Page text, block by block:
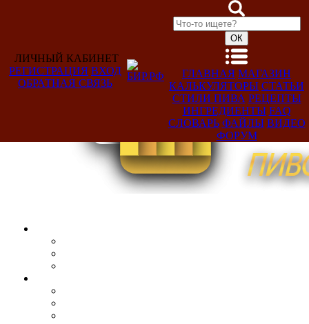
Добро
ЛИЧНЫЙ КАБИНЕТ
РЕГИСТРАЦИЯ ВХОД
ОБРАТНАЯ СВЯЗЬ
ГЛАВНАЯ МАГАЗИН
КАЛЬКУЛЯТОРЫ СТАТЬИ
СТИЛИ ПИВА РЕЦЕПТЫ
ИНГРЕДИЕНТЫ FAQ
СЛОВАРЬ ФАЙЛЫ ВИДЕО
ФОРУМ